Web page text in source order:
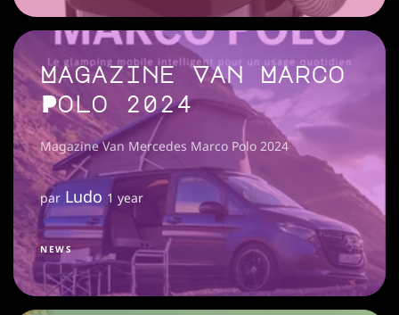
Magazine Van Marco
Polo 2024
Magazine Van Mercedes Marco Polo 2024
par Ludo 1 year
NEWS